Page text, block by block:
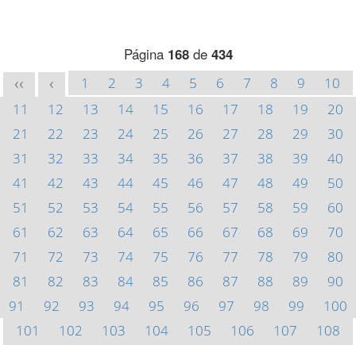
Página 168de 434
<< < 1 2 3 4 5 6 7 8 9
10
11
12 13 14 15 16 17 18 19
20
21
22 23 24 25 26 27 28 29
30
31
32 33 34 35 36 37 38 39
40
41
42 43 44 45 46 47 48 49
50
51
52 53 54 55 56 57 58 59
60
61
62 63 64 65 66 67 68 69
70
71
72 73 74 75 76 77 78 79
80
81
82 83 84 85 86 87 88 89
90
91
92 93 94 95 96 97 98 99
100
101
102 103 104 105 106 107
108